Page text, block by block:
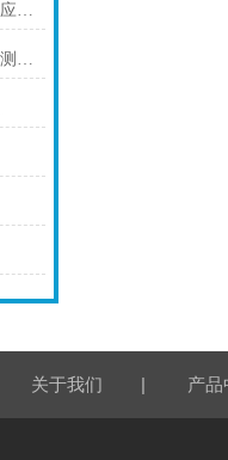
联氨分析仪在水处理工程中的应用及作用探究
卡尔费休容量法和电量法水分测定的测定原理
关于我们 | 产品